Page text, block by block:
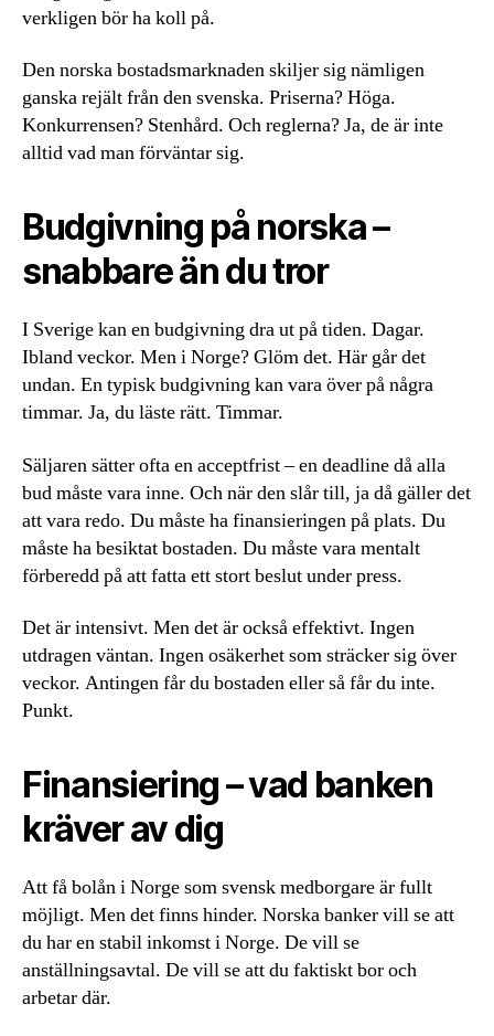
verkligen bör ha koll på.
Den norska bostadsmarknaden skiljer sig nämligen
ganska rejält från den svenska. Priserna? Höga.
Konkurrensen? Stenhård. Och reglerna? Ja, de är inte
alltid vad man förväntar sig.
Budgivning på norska –
snabbare än du tror
I Sverige kan en budgivning dra ut på tiden. Dagar.
Ibland veckor. Men i Norge? Glöm det. Här går det
undan. En typisk budgivning kan vara över på några
timmar. Ja, du läste rätt. Timmar.
Säljaren sätter ofta en acceptfrist – en deadline då alla
bud måste vara inne. Och när den slår till, ja då gäller det
att vara redo. Du måste ha finansieringen på plats. Du
måste ha besiktat bostaden. Du måste vara mentalt
förberedd på att fatta ett stort beslut under press.
Det är intensivt. Men det är också effektivt. Ingen
utdragen väntan. Ingen osäkerhet som sträcker sig över
veckor. Antingen får du bostaden eller så får du inte.
Punkt.
Finansiering – vad banken
kräver av dig
Att få bolån i Norge som svensk medborgare är fullt
möjligt. Men det finns hinder. Norska banker vill se att
du har en stabil inkomst i Norge. De vill se
anställningsavtal. De vill se att du faktiskt bor och
arbetar där.